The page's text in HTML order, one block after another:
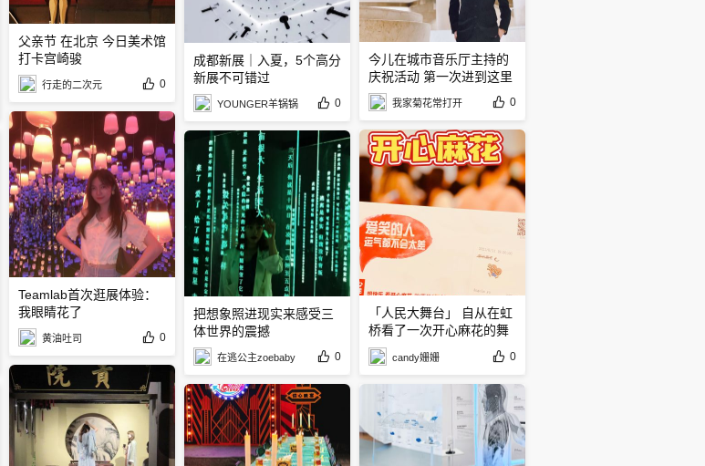
父亲节 在北京 今日美术馆
打卡宫崎骏
行走的二次元 0
Teamlab首次逛展体验：
我眼睛花了
黄油吐司 0
成都新展｜入夏，5个高分
新展不可错过
YOUNGER羊锅锅 0
把想象照进现实️来感受三
体世界的震撼
在逃公主zoebaby 0
今儿在城市音乐厅主持的
庆祝活动 第一次进到这里
我家菊花常打开 0
「人民大舞台」 自从在虹
桥看了一次开心麻花的舞
台剧
candy姗姗 0